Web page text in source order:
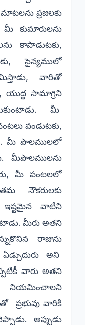
ప్రజలకు
కుమారులను
కాపాడుటకు,
సైన్యములో
వారితో
యుద్ధ సామాగ్రిని
మీ
వండుటకు,
మీ పొలములలో
మీపొలములను
మీ పంటలలో
నౌకరులకు
ఇష్టమైన వాటిని
మీరు అతని
రాజును
అని
వారు అతని
నియమించాలని
ప్రభువు వారికి
అప్పుడు